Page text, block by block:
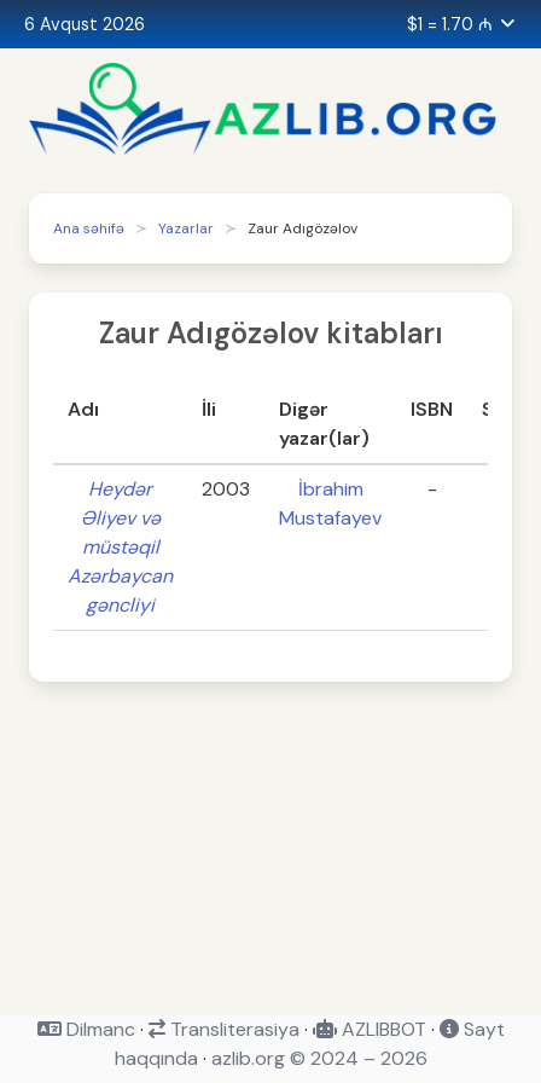
6 Avqust 2026 $1 = 1.70 ₼
Ana səhifə Yazarlar Zaur Adıgözəlov
Zaur Adıgözəlov kitabları
Adı İli
Digər
yazar(lar)
ISBN Səhifə
Heydər
Əliyev və
müstəqil
Azərbaycan
gəncliyi
2003
İbrahim
Mustafayev
-
Dilmanc · Transliterasiya · AZLIBBOT ·
Sayt
haqqında · azlib.org © 2024 – 2026